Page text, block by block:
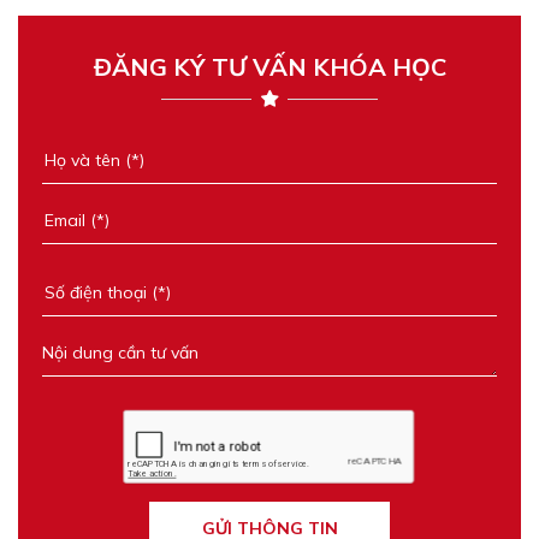
ĐĂNG KÝ TƯ VẤN KHÓA HỌC
GỬI THÔNG TIN